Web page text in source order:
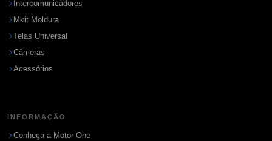
Intercomunicadores
Mkit Moldura
Telas Universal
Câmeras
Acessórios
INFORMAÇÃO
Conheça a Motor One